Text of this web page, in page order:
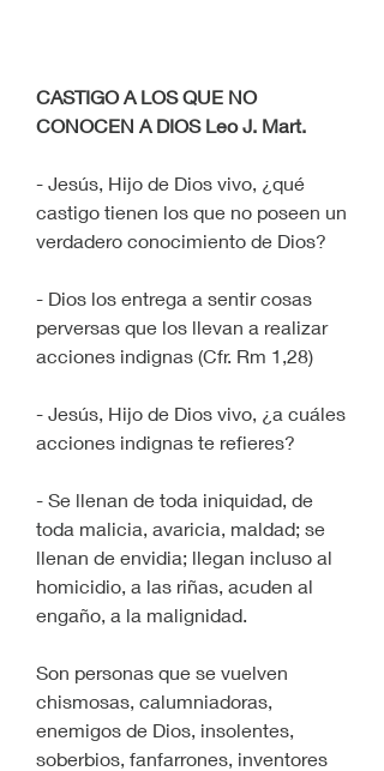
CASTIGO A LOS QUE NO
CONOCEN A DIOS Leo J. Mart.
- Jesús, Hijo de Dios vivo, ¿qué
castigo tienen los que no poseen un
verdadero conocimiento de Dios?
- Dios los entrega a sentir cosas
perversas que los llevan a realizar
acciones indignas (Cfr. Rm 1,28)
- Jesús, Hijo de Dios vivo, ¿a cuáles
acciones indignas te refieres?
- Se llenan de toda iniquidad, de
toda malicia, avaricia, maldad; se
llenan de envidia; llegan incluso al
homicidio, a las riñas, acuden al
engaño, a la malignidad.
Son personas que se vuelven
chismosas, calumniadoras,
enemigos de Dios, insolentes,
soberbios, fanfarrones, inventores